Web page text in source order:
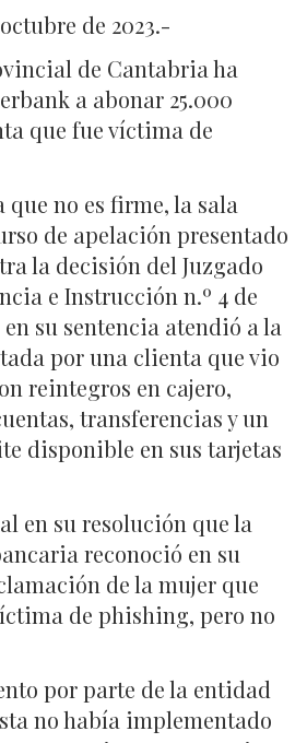
de 2023.-
de Cantabria ha
a abonar 25.000
que fue víctima de
que no es firme, la sala
de apelación presentado
la decisión del Juzgado
e Instrucción n.º 4 de
su sentencia atendió a la
por una clienta que vio
reintegros en cajero,
transferencias y un
disponible en sus tarjetas
en su resolución que la
reconoció en su
de la mujer que
de phishing, pero no
por parte de la entidad
no había implementado